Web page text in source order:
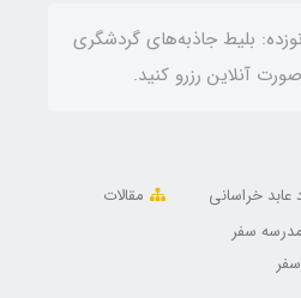
بلیط‌ جاذبه‌های گردشگری
آنلاین رزرو کنید.
عابد خراسانی
مقالات
مدرسه سفر